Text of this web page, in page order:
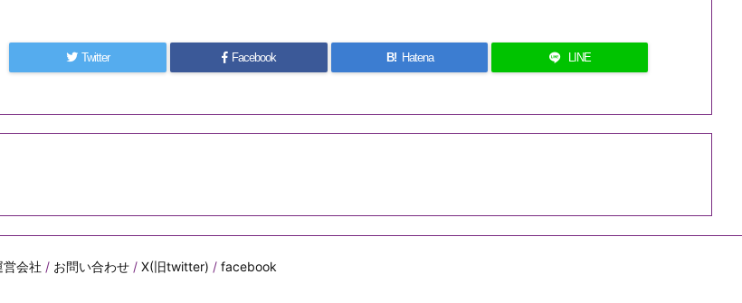
Twitter Facebook B! Hatena LINE
営会社 / お問い合わせ/ X(旧twitter) / facebook